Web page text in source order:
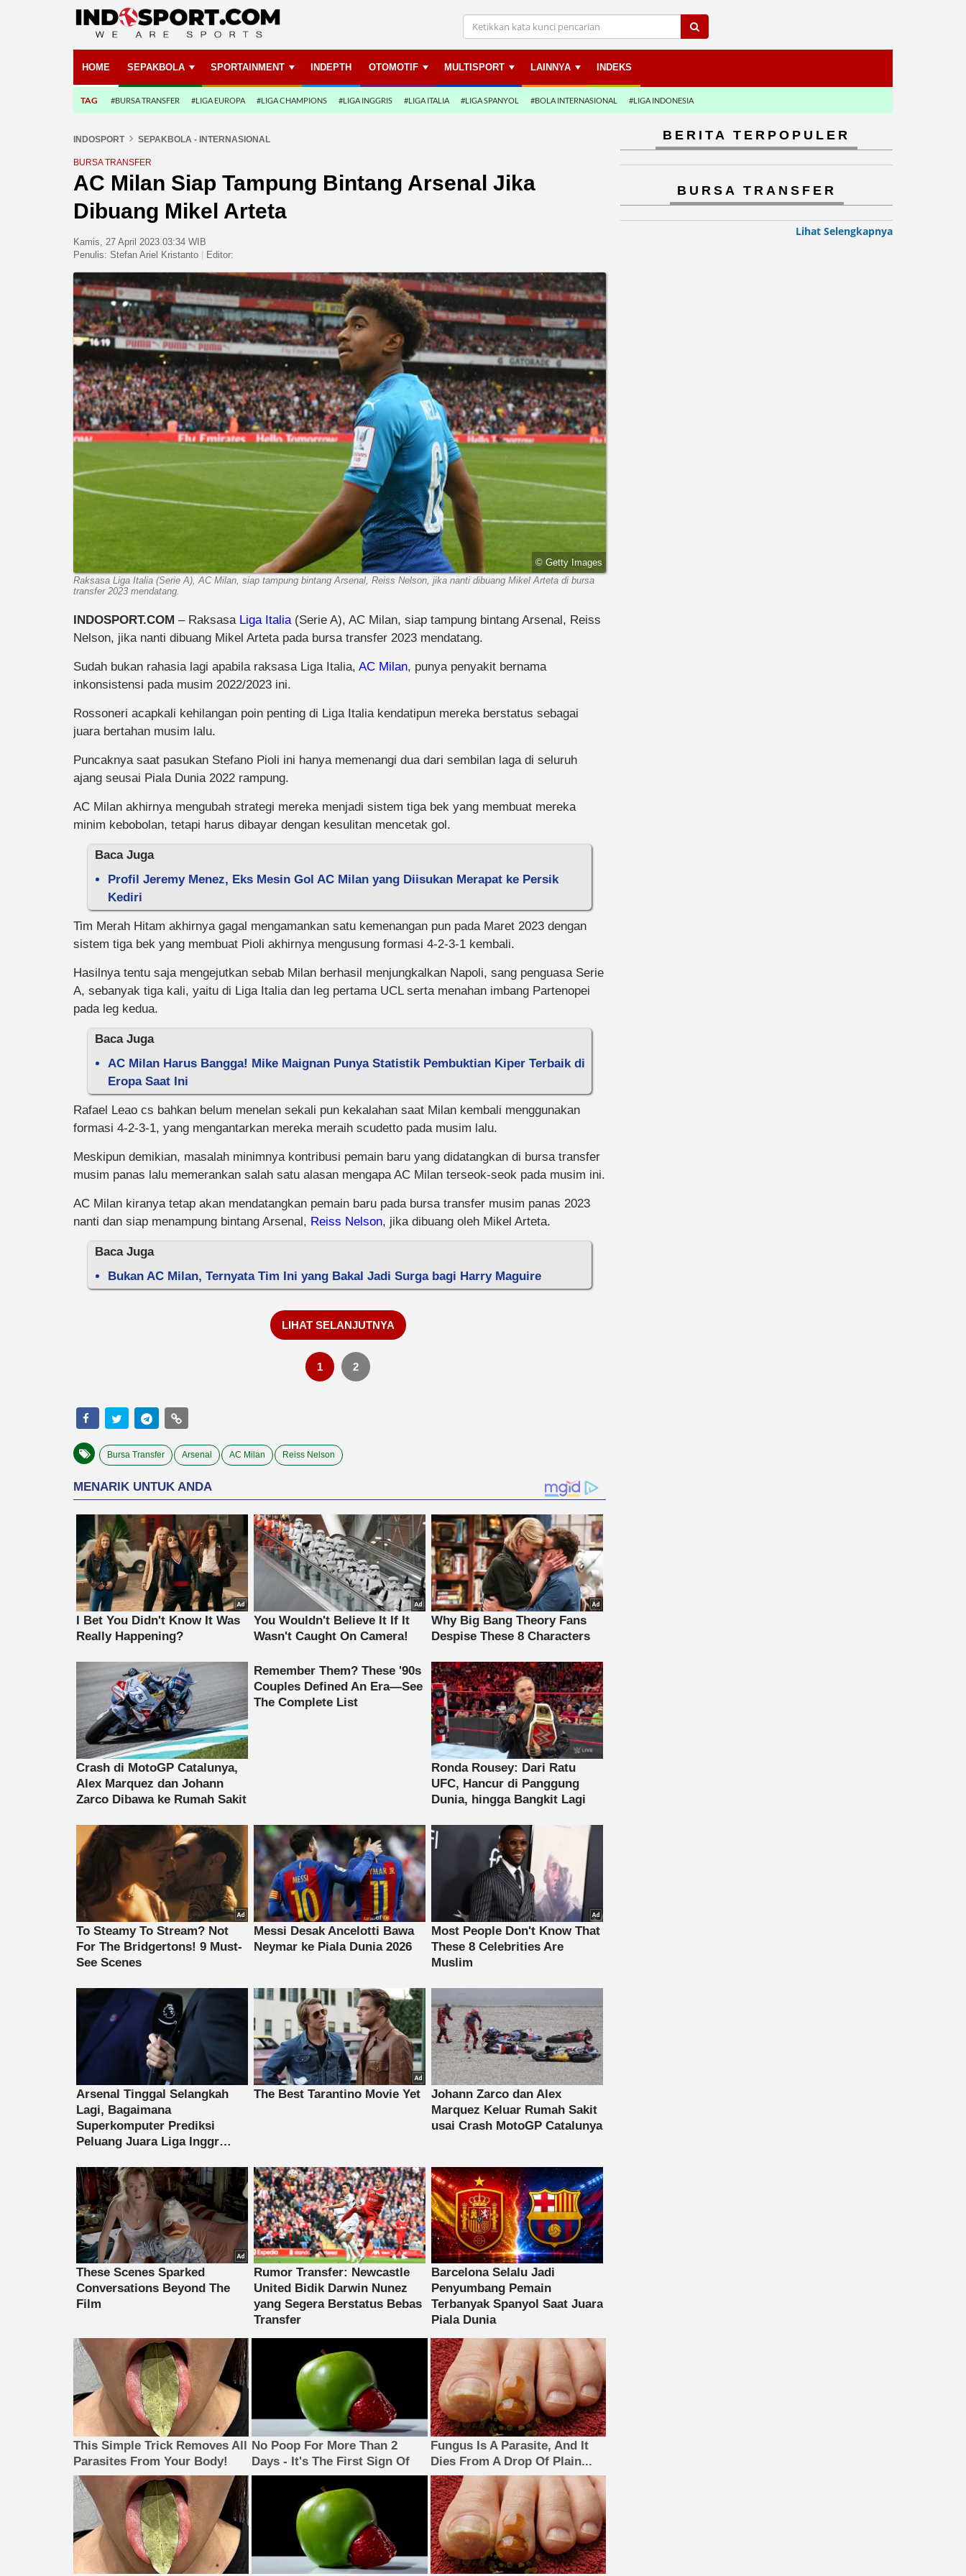
HOME SEPAKBOLA SPORTAINMENT INDEPTH OTOMOTIF MULTISPORT LAINNYA INDEKS
TAG #BURSA TRANSFER #LIGA EUROPA #LIGA CHAMPIONS #LIGA INGGRIS #LIGA ITALIA #LIGA SPANYOL #BOLA INTERNASIONAL #LIGA INDONESIA
INDOSPORT SEPAKBOLA - INTERNASIONAL
BURSA TRANSFER
AC Milan Siap Tampung Bintang Arsenal Jika
Dibuang Mikel Arteta
Kamis, 27 April 2023 03:34 WIB
Penulis: Stefan Ariel Kristanto Editor:
© Getty Images
Raksasa Liga Italia (Serie A), AC Milan, siap tampung bintang Arsenal, Reiss Nelson, jika nanti dibuang Mikel Arteta di bursa
transfer 2023 mendatang.
INDOSPORT.COM – Raksasa Liga Italia(Serie A), AC Milan, siap tampung bintang Arsenal, Reiss
Nelson, jika nanti dibuang Mikel Arteta pada bursa transfer 2023 mendatang.
Sudah bukan rahasia lagi apabila raksasa Liga Italia, AC Milan, punya penyakit bernama
inkonsistensi pada musim 2022/2023 ini.
Rossoneri acapkali kehilangan poin penting di Liga Italia kendatipun mereka berstatus sebagai
juara bertahan musim lalu.
Puncaknya saat pasukan Stefano Pioli ini hanya memenangi dua dari sembilan laga di seluruh
ajang seusai Piala Dunia 2022 rampung.
AC Milan akhirnya mengubah strategi mereka menjadi sistem tiga bek yang membuat mereka
minim kebobolan, tetapi harus dibayar dengan kesulitan mencetak gol.
Baca Juga
Profil Jeremy Menez, Eks Mesin Gol AC Milan yang Diisukan Merapat ke Persik
Kediri
Tim Merah Hitam akhirnya gagal mengamankan satu kemenangan pun pada Maret 2023 dengan
sistem tiga bek yang membuat Pioli akhirnya mengusung formasi 4-2-3-1 kembali.
Hasilnya tentu saja mengejutkan sebab Milan berhasil menjungkalkan Napoli, sang penguasa Serie
A, sebanyak tiga kali, yaitu di Liga Italia dan leg pertama UCL serta menahan imbang Partenopei
pada leg kedua.
Baca Juga
AC Milan Harus Bangga! Mike Maignan Punya Statistik Pembuktian Kiper Terbaik di
Eropa Saat Ini
Rafael Leao cs bahkan belum menelan sekali pun kekalahan saat Milan kembali menggunakan
formasi 4-2-3-1, yang mengantarkan mereka meraih scudetto pada musim lalu.
Meskipun demikian, masalah minimnya kontribusi pemain baru yang didatangkan di bursa transfer
musim panas lalu memerankan salah satu alasan mengapa AC Milan terseok-seok pada musim ini.
AC Milan kiranya tetap akan mendatangkan pemain baru pada bursa transfer musim panas 2023
nanti dan siap menampung bintang Arsenal, Reiss Nelson, jika dibuang oleh Mikel Arteta.
Baca Juga
Bukan AC Milan, Ternyata Tim Ini yang Bakal Jadi Surga bagi Harry Maguire
LIHAT SELANJUTNYA
1 2
Bursa Transfer Arsenal AC Milan Reiss Nelson
This Simple Trick Removes All
Parasites From Your Body!
No Poop For More Than 2
Days - It's The First Sign Of
Fungus Is A Parasite, And It
Dies From A Drop Of Plain...
BERITA TERPOPULER
BURSA TRANSFER
Lihat Selengkapnya